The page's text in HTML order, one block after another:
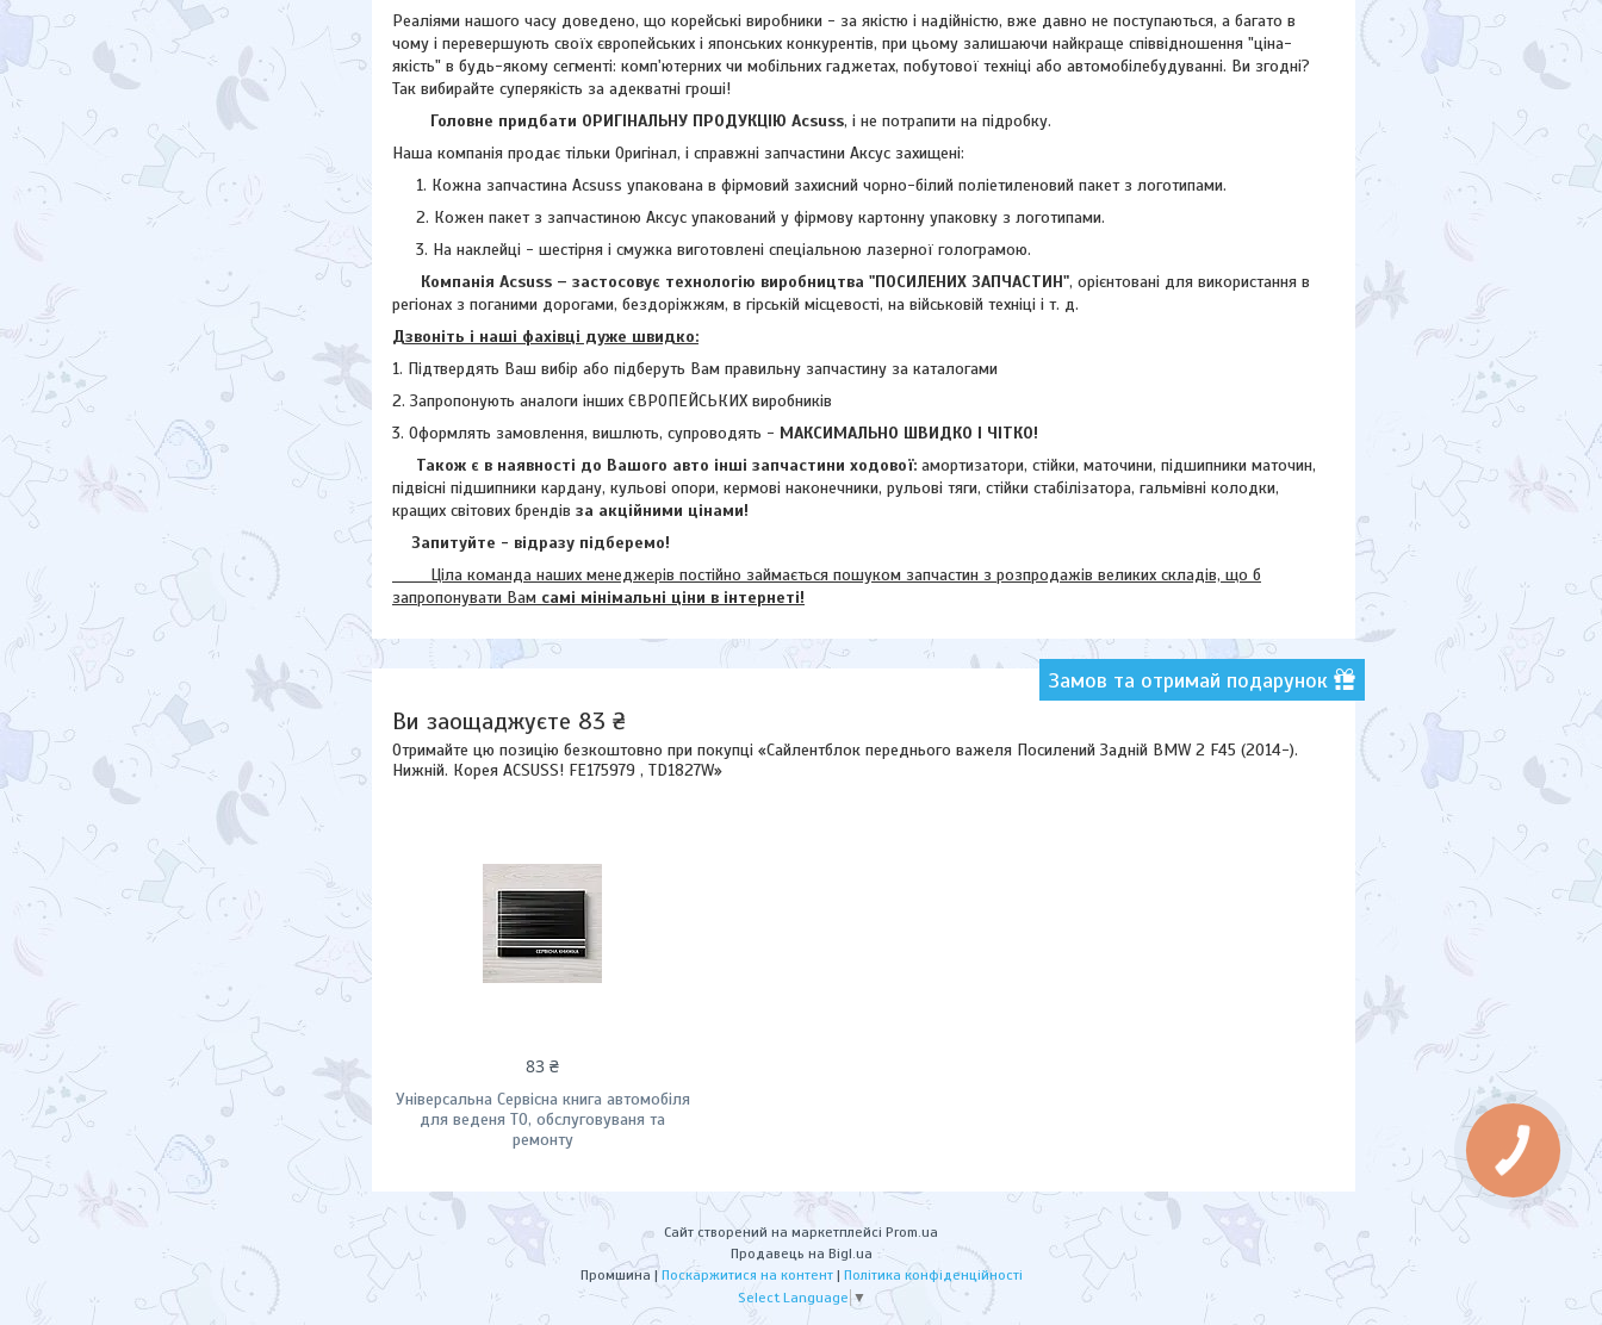
Реаліями нашого часу доведено, що корейські виробники - за якістю і надійністю, вже давно не поступаються, а багато в
чому і перевершують своїх європейських і японських конкурентів, при цьому залишаючи найкраще співвідношення "ціна-
якість" в будь-якому сегменті: комп'ютерних чи мобільних гаджетах, побутової техніці або автомобілебудуванні. Ви згодні?
Так вибирайте суперякість за адекватні гроші!
Головне придбати ОРИГІНАЛЬНУ ПРОДУКЦІЮ Acsuss, і не потрапити на підробку.
Наша компанія продає тільки Оригінал, і справжні запчастини Аксус захищені:
Кожна запчастина Acsuss упакована в фірмовий захисний чорно-білий поліетиленовий пакет з логотипами.
Кожен пакет з запчастиною Аксус упакований у фірмову картонну упаковку з логотипами.
На наклейці - шестірня і смужка виготовлені спеціальною лазерної голограмою.
Компанія Acsuss – застосовує технологію виробництва "ПОСИЛЕНИХ ЗАПЧАСТИН", орієнтовані для використання в
регіонах з поганими дорогами, бездоріжжям, в гірській місцевості, на військовій техніці і т. д.
Дзвоніть і наші фахівці дуже швидко:
1. Підтвердять Ваш вибір або підберуть Вам правильну запчастину за каталогами
2. Запропонують аналоги інших ЄВРОПЕЙСЬКИХ виробників
3. Оформлять замовлення, вишлють, супроводять - МАКСИМАЛЬНО ШВИДКО І ЧІТКО!
Також є в наявності до Вашого авто інші запчастини ходової: амортизатори, стійки, маточини, підшипники маточин,
підвісні підшипники кардану, кульові опори, кермові наконечники, рульові тяги, стійки стабілізатора, гальмівні колодки,
кращих світових брендів за акційними цінами!
Запитуйте - відразу підберемо!
Ціла команда наших менеджерів постійно займається пошуком запчастин з розпродажів великих складів, що б
запропонувати Вам самі мінімальні ціни в інтернеті!
Замов та отримай подарунок
Ви заощаджуєте 83 ₴
Отримайте цю позицію безкоштовно при покупці «Сайлентблок переднього важеля Посилений Задній BMW 2 F45 (2014-).
Нижній. Корея ACSUSS! FE175979 , TD1827W»
83 ₴
Універсальна Сервісна книга автомобіля
для веденя ТО, обслуговуваня та
ремонту
Сайт створений на маркетплейсі Prom.ua
Продавець на Bigl.ua
Промшина |Поскаржитися на контент | Політика конфіденційності
Select Language ▼